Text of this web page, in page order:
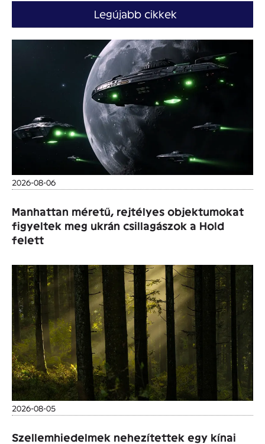
Legújabb cikkek
2026-08-06
Manhattan méretű, rejtélyes objektumokat
figyeltek meg ukrán csillagászok a Hold
felett
2026-08-05
Szellemhiedelmek nehezítettek egy kínai